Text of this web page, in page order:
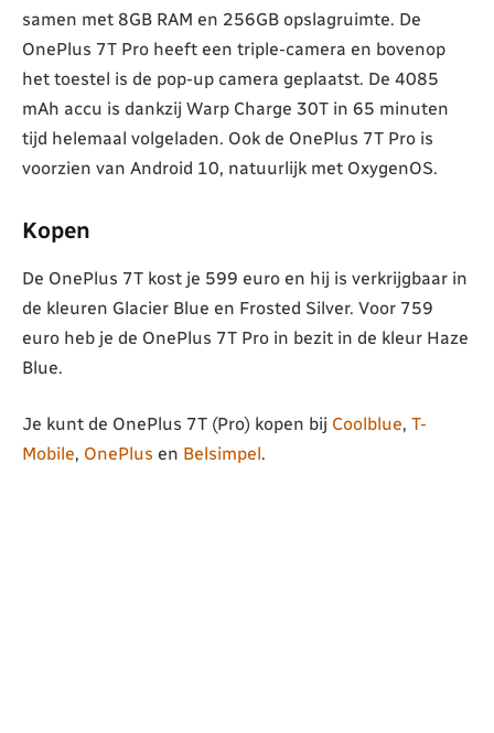
samen met 8GB RAM en 256GB opslagruimte. De
OnePlus 7T Pro heeft een triple-camera en bovenop
het toestel is de pop-up camera geplaatst. De 4085
mAh accu is dankzij Warp Charge 30T in 65 minuten
tijd helemaal volgeladen. Ook de OnePlus 7T Pro is
voorzien van Android 10, natuurlijk met OxygenOS.
Kopen
De OnePlus 7T kost je 599 euro en hij is verkrijgbaar in
de kleuren Glacier Blue en Frosted Silver. Voor 759
euro heb je de OnePlus 7T Pro in bezit in de kleur Haze
Blue.
Je kunt de OnePlus 7T (Pro) kopen bij Coolblue, T-
Mobile, OnePlus en Belsimpel.